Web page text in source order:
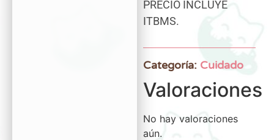
PRECIO INCLUYE
ITBMS.
Categoría: Cuidado
Valoraciones
No hay valoraciones
aún.